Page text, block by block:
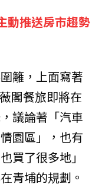
動推送房市趨勢
籬，上面寫著
閣餐旅即將在
議論著「汽車
園區」，也有
買了很多地」
青埔的規劃。